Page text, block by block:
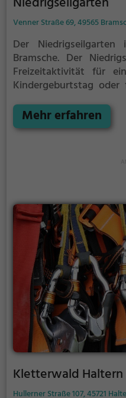
Venner Straße 69, 49565
Der
Bramsche. Der
Freizeitaktivität für
Kindergeburtstag
Erdboden erwartet dich
und Erlebnis. Der
Mehr erfahren
Kletterwald Haltern
Hullerner Straße 107, 45721